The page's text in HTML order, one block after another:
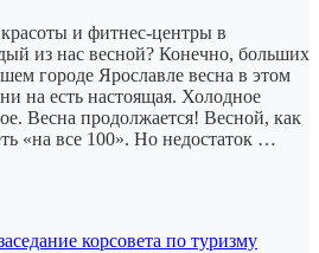
и фитнес-центры в
из нас весной? Конечно, больших
городе Ярославле весна в этом
на есть настоящая. Холодное
Весна продолжается! Весной, как
«на все 100». Но недостаток …
корсовета по туризму